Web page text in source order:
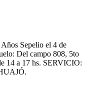
Sepelio el 4 de
Del campo 808, 5to
14 a 17 hs. SERVICIO: